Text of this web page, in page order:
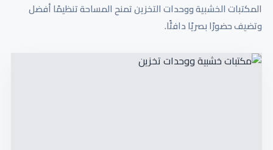
المكتبات الخشبية ووحدات التخزين تمنح المساحة تنظيمًا أفضل
وتضيف حضورًا بصريًا دافئًا.